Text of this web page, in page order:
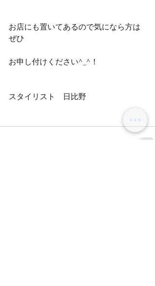
お店にも置いてあるので気になら方は
ぜひ
お申し付けください^_^！
スタイリスト　日比野